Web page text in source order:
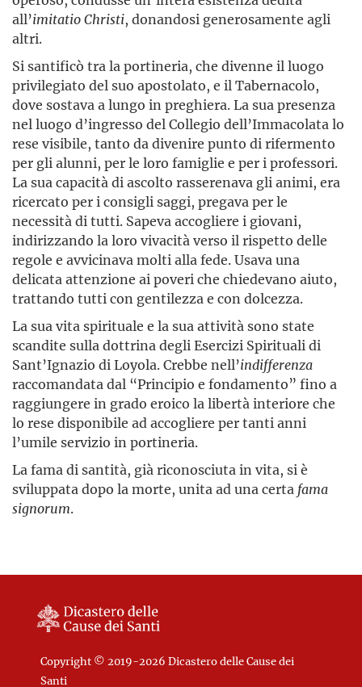
all’imitatioChristi, donandosi generosamente agli
altri.
Si santificò tra la portineria, che divenne il luogo
privilegiato del suo apostolato, e il Tabernacolo,
dove sostava a lungo in preghiera. La sua presenza
nel luogo d’ingresso del Collegio dell’Immacolata lo
rese visibile, tanto da divenire punto di rifermento
per gli alunni, per le loro famiglie e per i professori.
La sua capacità di ascolto rasserenava gli animi, era
ricercato per i consigli saggi, pregava per le
necessità di tutti. Sapeva accogliere i giovani,
indirizzando la loro vivacità verso il rispetto delle
regole e avvicinava molti alla fede. Usava una
delicata attenzione ai poveri che chiedevano aiuto,
trattando tutti con gentilezza e con dolcezza.
La sua vita spirituale e la sua attività sono state
scandite sulla dottrina degli Esercizi Spirituali di
Sant’Ignazio di Loyola. Crebbe nell’indifferenza
raccomandata dal “Principio e fondamento” fino a
raggiungere in grado eroico la libertà interiore che
lo rese disponibile ad accogliere per tanti anni
l’umile servizio in portineria.
La fama di santità, già riconosciuta in vita, si è
sviluppata dopo la morte, unita ad una certa fama
signorum.
Copyright © 2019-2026 Dicastero delle Cause dei
Santi